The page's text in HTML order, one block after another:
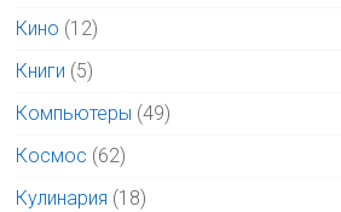
Кино (12)
Книги (5)
Компьютеры (49)
Космос (62)
Кулинария (18)